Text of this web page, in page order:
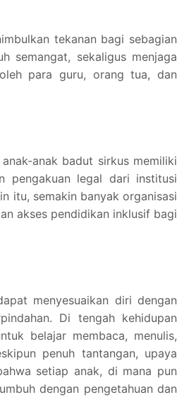
tekanan bagi sebagian
semangat, sekaligus menjaga
para guru, orang tua, dan
anak badut sirkus memiliki
pengakuan legal dari institusi
itu, semakin banyak organisasi
akses pendidikan inklusif bagi
menyesuaikan diri dengan
Di tengah kehidupan
belajar membaca, menulis,
penuh tantangan, upaya
setiap anak, di mana pun
dengan pengetahuan dan